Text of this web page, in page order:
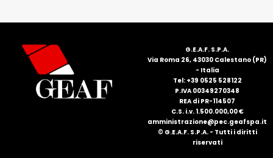
G.E.A.F. S.P.A.
Via Roma 26, 43030 Calestano (PR)
- Italia
Tel: +39 0525 528122
P.IVA 00349270348
REA di PR-114507
C.S. i.v. 1.500.000,00 €
amministrazione@pec.geafspa.it
© G.E.A.F. S.P.A. - Tutti i diritti
riservati